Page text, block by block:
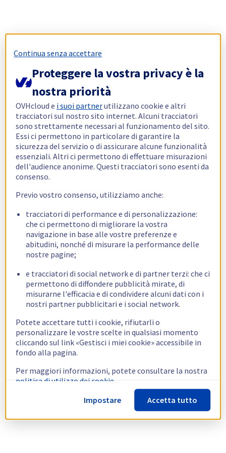
Continua senza accettare
Proteggere la vostra privacy è la
nostra priorità
OVHcloud e i suoi partnerutilizzano cookie e altri
tracciatori sul nostro sito internet. Alcuni tracciatori
sono strettamente necessari al funzionamento del sito.
Essi ci permettono in particolare di garantire la
sicurezza del servizio o di assicurare alcune funzionalità
essenziali. Altri ci permettono di effettuare misurazioni
dell'audience anonime. Questi tracciatori sono esenti da
consenso.
Previo vostro consenso, utilizziamo anche:
tracciatori di performance e di personalizzazione:
che ci permettono di migliorare la vostra
navigazione in base alle vostre preferenze e
abitudini, nonché di misurare la performance delle
nostre pagine;
e tracciatori di social network e di partner terzi: che ci
permettono di diffondere pubblicità mirate, di
misurarne l'efficacia e di condividere alcuni dati con i
nostri partner pubblicitari e i social network.
Potete accettare tutti i cookie, rifiutarli o
personalizzare le vostre scelte in qualsiasi momento
cliccando sul link «Gestisci i miei cookie» accessibile in
fondo alla pagina.
Per maggiori informazioni, potete consultare la nostra
politica di utilizzo dei cookie.
Impostare
Accetta tutto